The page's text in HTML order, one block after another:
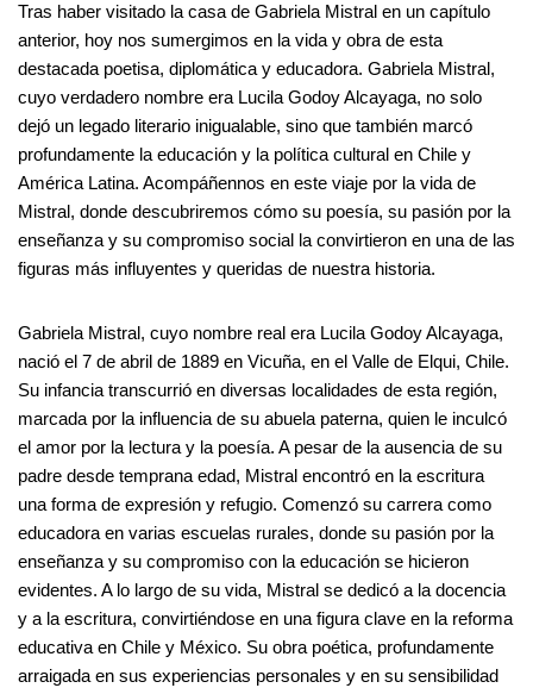
Tras haber visitado la casa de Gabriela Mistral en un capítulo
anterior, hoy nos sumergimos en la vida y obra de esta
destacada poetisa, diplomática y educadora. Gabriela Mistral,
cuyo verdadero nombre era Lucila Godoy Alcayaga, no solo
dejó un legado literario inigualable, sino que también marcó
profundamente la educación y la política cultural en Chile y
América Latina. Acompáñennos en este viaje por la vida de
Mistral, donde descubriremos cómo su poesía, su pasión por la
enseñanza y su compromiso social la convirtieron en una de las
figuras más influyentes y queridas de nuestra historia.
Gabriela Mistral, cuyo nombre real era Lucila Godoy Alcayaga,
nació el 7 de abril de 1889 en Vicuña, en el Valle de Elqui, Chile.
Su infancia transcurrió en diversas localidades de esta región,
marcada por la influencia de su abuela paterna, quien le inculcó
el amor por la lectura y la poesía. A pesar de la ausencia de su
padre desde temprana edad, Mistral encontró en la escritura
una forma de expresión y refugio. Comenzó su carrera como
educadora en varias escuelas rurales, donde su pasión por la
enseñanza y su compromiso con la educación se hicieron
evidentes. A lo largo de su vida, Mistral se dedicó a la docencia
y a la escritura, convirtiéndose en una figura clave en la reforma
educativa en Chile y México. Su obra poética, profundamente
arraigada en sus experiencias personales y en su sensibilidad